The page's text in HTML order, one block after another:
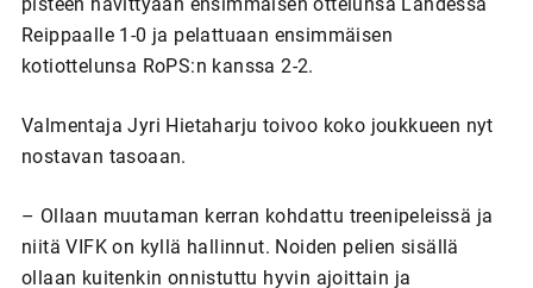
Reippaalle 1-0 ja pelattuaan ensimmäisen
kotiottelunsa RoPS:n kanssa 2-2.
Valmentaja Jyri Hietaharju toivoo koko joukkueen nyt
nostavan tasoaan.
– Ollaan muutaman kerran kohdattu treenipeleissä ja
niitä VIFK on kyllä hallinnut. Noiden pelien sisällä
ollaan kuitenkin onnistuttu hyvin ajoittain ja